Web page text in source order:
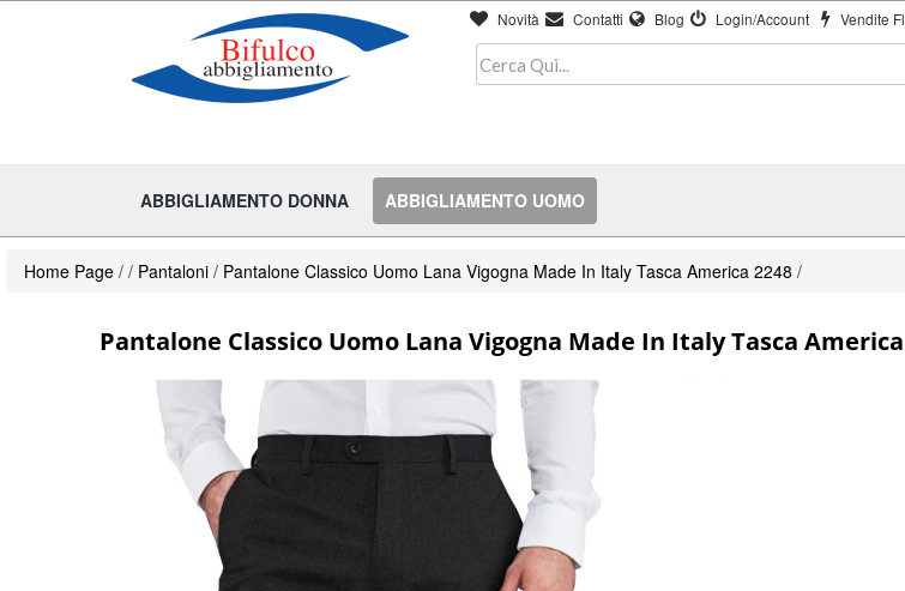
Novità Contatti Blog Login/Account Vendite
ABBIGLIAMENTO DONNA ABBIGLIAMENTO UOMO
Home Page / / Pantaloni / Pantalone Classico Uomo Lana Vigogna Made In Italy Tasca America 2248 /
Pantalone Classico Uomo Lana Vigogna Made In Italy Tasca